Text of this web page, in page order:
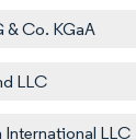
& Co. KGaA
LLC
International LLC